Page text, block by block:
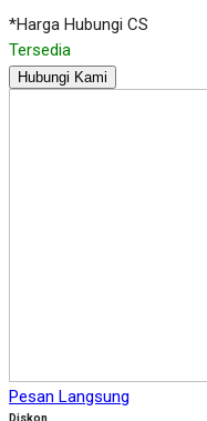
*Harga Hubungi CS
Tersedia
Hubungi Kami
Pesan Langsung